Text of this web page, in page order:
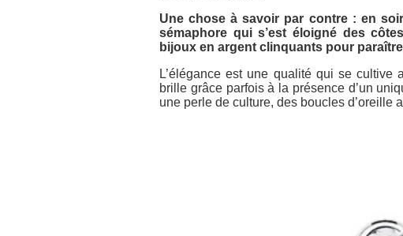
Une chose à savoir par contre : en
sémaphore qui s’est éloigné des
bijoux en argent clinquants pour
L’élégance est une qualité qui se
brille grâce parfois à la présence d’un
une perle de culture, des boucles d’oreille